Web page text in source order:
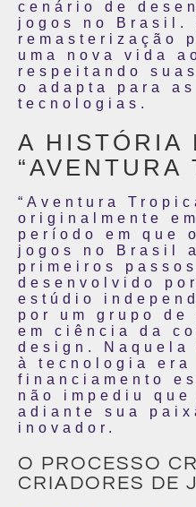
cenário de
jogos no Brasil.
remasterização
uma nova vida
respeitando
o adapta para as
tecnologias.
A HISTÓRIA
“AVENTURA
“Aventura
originalmente
período em que
jogos no Brasil
primeiros
desenvolvido
estúdio
por um grupo de
em ciência da
design. Naquela
à tecnologia
financiamento
não impediu
adiante sua
inovador.
O PROCESSO
CRIADORES DE